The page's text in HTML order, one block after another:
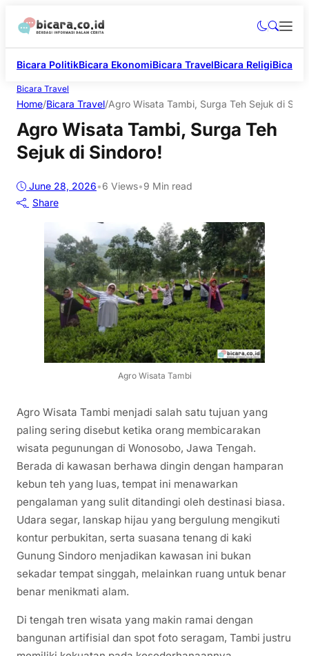
Bicara PolitikBicara EkonomiBicara TravelBicara ReligiBicara
Bicara Travel
Home/Bicara Travel/Agro Wisata Tambi, Surga Teh Sejuk di
Agro Wisata Tambi, Surga Teh
Sejuk di Sindoro!
June 28, 2026•6 Views•9 Min read
Share
Agro Wisata Tambi
Agro Wisata Tambi menjadi salah satu tujuan yang
paling sering disebut ketika orang membicarakan
wisata pegunungan di Wonosobo, Jawa Tengah.
Berada di kawasan berhawa dingin dengan hamparan
kebun teh yang luas, tempat ini menawarkan
pengalaman yang sulit ditandingi oleh destinasi biasa.
Udara segar, lanskap hijau yang bergulung mengikuti
kontur perbukitan, serta suasana tenang di kaki
Gunung Sindoro menjadikan kawasan ini bukan
sekadar tempat singgah, melainkan ruang untuk benar
benar menikmati alam.
Di tengah tren wisata yang makin ramai dengan
bangunan artifisial dan spot foto seragam, Tambi justru